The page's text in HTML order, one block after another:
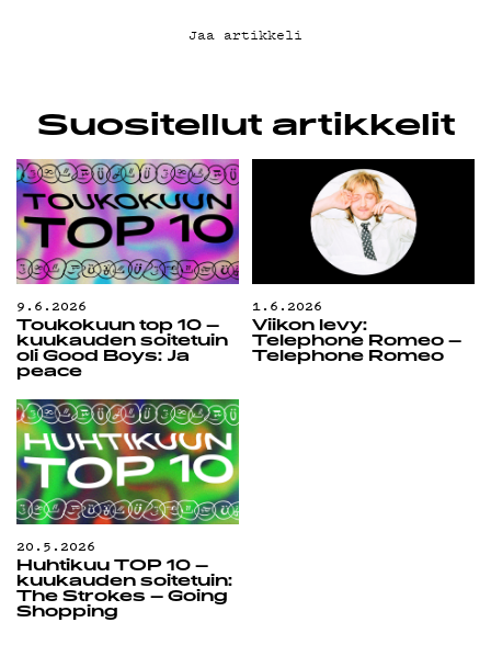
Jaa artikkeli
Suositellut artikkelit
9.6.2026
Toukokuun top 10 –
kuukauden soitetuin
oli Good Boys: Ja
peace
1.6.2026
Viikon levy:
Telephone Romeo –
Telephone Romeo
20.5.2026
Huhtikuu TOP 10 –
kuukauden soitetuin:
The Strokes – Going
Shopping